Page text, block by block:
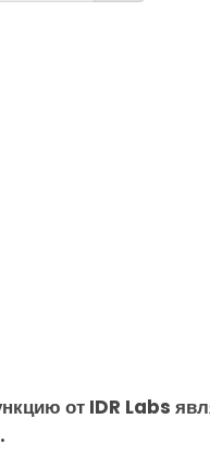
от IDR Labs